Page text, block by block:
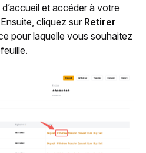
et accéder à votre
cliquez sur Retirer
pour laquelle vous souhaitez